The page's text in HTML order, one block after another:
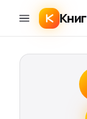
Книг